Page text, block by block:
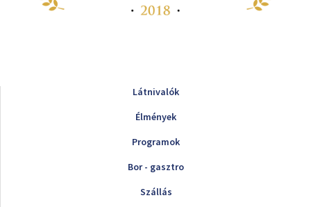
Látnivalók
Élmények
Programok
Bor - gasztro
Szállás